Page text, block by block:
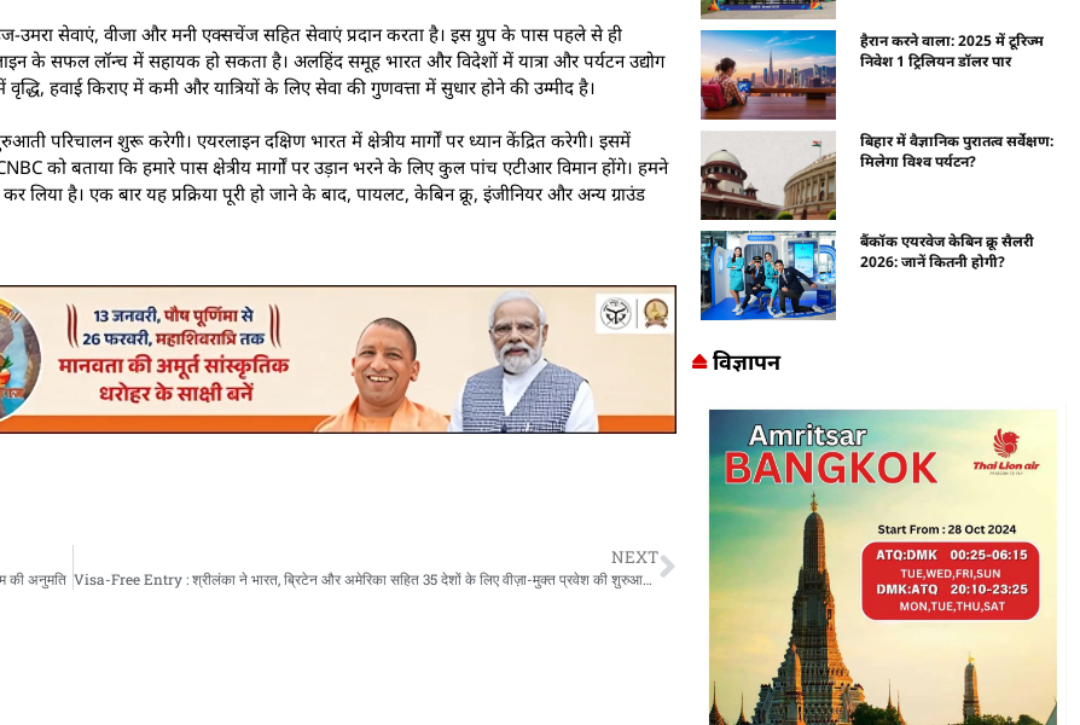
सेवाएं, वीजा और मनी एक्सचेंज सहित सेवाएं प्रदान करता है। इस ग्रुप के पास पहले से ही
के सफल लॉन्च में सहायक हो सकता है। अलहिंद समूह भारत और विदेशों में यात्रा और पर्यटन उद्योग
हवाई किराए में कमी और यात्रियों के लिए सेवा की गुणवत्ता में सुधार होने की उम्मीद है।
परिचालन शुरू करेगी। एयरलाइन दक्षिण भारत में क्षेत्रीय मार्गों पर ध्यान केंद्रित करेगी। इसमें
को बताया कि हमारे पास क्षेत्रीय मार्गों पर उड़ान भरने के लिए कुल पांच एटीआर विमान होंगे। हमने
लिया है। एक बार यह प्रक्रिया पूरी हो जाने के बाद, पायलट, केबिन क्रू, इंजीनियर और अन्य ग्राउंड
की अनुमति
NEXT
Visa-Free Entry : श्रीलंका ने भारत, ब्रिटेन और अमेरिका सहित 35 देशों के लिए वीज़ा-मुक्त प्रवेश की शुरुआत की
हैरान करने वाला: 2025 में टूरिज्म
निवेश 1 ट्रिलियन डॉलर पार
बिहार में वैज्ञानिक पुरातत्व सर्वेक्षण:
मिलेगा विश्व पर्यटन?
बैंकॉक एयरवेज केबिन क्रू सैलरी
2026: जानें कितनी होगी?
विज्ञापन